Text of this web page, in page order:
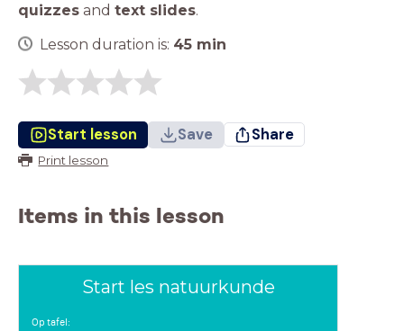
quizzes and text slides.
Lesson duration is: 45 min
Start lesson Save Share
Print lesson
Items in this lesson
Start les natuurkunde
Op tafel: